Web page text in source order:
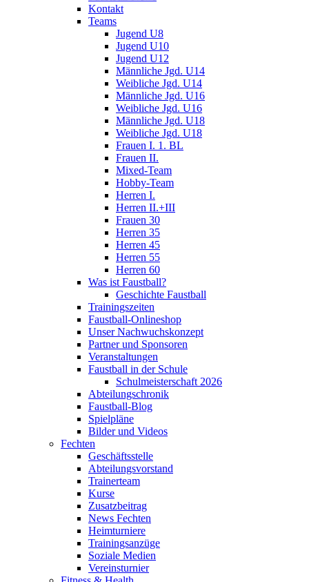
Kontakt
Teams
Jugend U8
Jugend U10
Jugend U12
Männliche Jgd. U14
Weibliche Jgd. U14
Männliche Jgd. U16
Weibliche Jgd. U16
Männliche Jgd. U18
Weibliche Jgd. U18
Frauen I. 1. BL
Frauen II.
Mixed-Team
Hobby-Team
Herren I.
Herren II.+III
Frauen 30
Herren 35
Herren 45
Herren 55
Herren 60
Was ist Faustball?
Geschichte Faustball
Trainingszeiten
Faustball-Onlineshop
Unser Nachwuchskonzept
Partner und Sponsoren
Veranstaltungen
Faustball in der Schule
Schulmeisterschaft 2026
Abteilungschronik
Faustball-Blog
Spielpläne
Bilder und Videos
Fechten
Geschäftsstelle
Abteilungsvorstand
Trainerteam
Kurse
Zusatzbeitrag
News Fechten
Heimturniere
Trainingsanzüge
Soziale Medien
Vereinsturnier